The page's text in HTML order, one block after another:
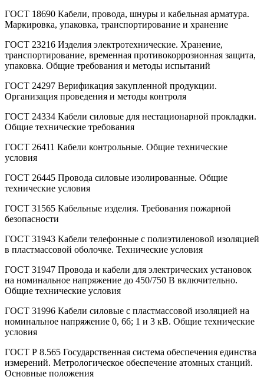
ГОСТ 18690 Кабели, провода, шнуры и кабельная арматура.
Маркировка, упаковка, транспортирование и хранение
ГОСТ 23216 Изделия электротехнические. Хранение,
транспортирование, временная противокоррозионная защита,
упаковка. Общие требования и методы испытаний
ГОСТ 24297 Верификация закупленной продукции.
Организация проведения и методы контроля
ГОСТ 24334 Кабели силовые для нестационарной прокладки.
Общие технические требования
ГОСТ 26411 Кабели контрольные. Общие технические
условия
ГОСТ 26445 Провода силовые изолированные. Общие
технические условия
ГОСТ 31565 Кабельные изделия. Требования пожарной
безопасности
ГОСТ 31943 Кабели телефонные с полиэтиленовой изоляцией
в пластмассовой оболочке. Технические условия
ГОСТ 31947 Провода и кабели для электрических установок
на номинальное напряжение до 450/750 В включительно.
Общие технические условия
ГОСТ 31996 Кабели силовые с пластмассовой изоляцией на
номинальное напряжение 0, 66; 1 и 3 кВ. Общие технические
условия
ГОСТ Р 8.565 Государственная система обеспечения единства
измерений. Метрологическое обеспечение атомных станций.
Основные положения